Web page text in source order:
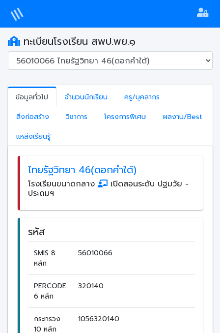
ทะเบียนโรงเรียน สพป.พย.๑
ข้อมูลทั่วไป จำนวนนักเรียน
ครู/บุคลากร
สิ่งก่อสร้าง
วิชาการ โครงการพิเศษ
ผลงาน/Best
แหล่งเรียนรู้
ไทยรัฐวิทยา 46(ดอกคำใต้)
โรงเรียนขนาดกลาง เปิดสอนระดับ ปฐมวัย -
ประถมฯ
รหัส
SMIS 8
หลัก
56010066
PERCODE
6 หลัก
320140
กระทรวง
10 หลัก
1056320140